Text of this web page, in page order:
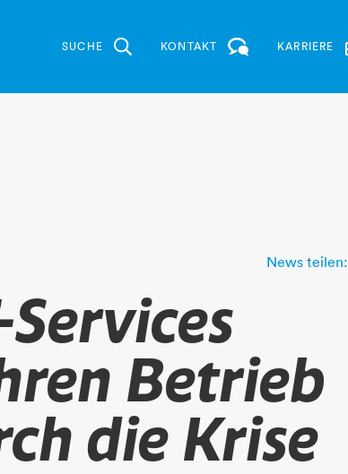
SUCHE KONTAKT KARRIERE
News teilen:
Betrieb
die Krise